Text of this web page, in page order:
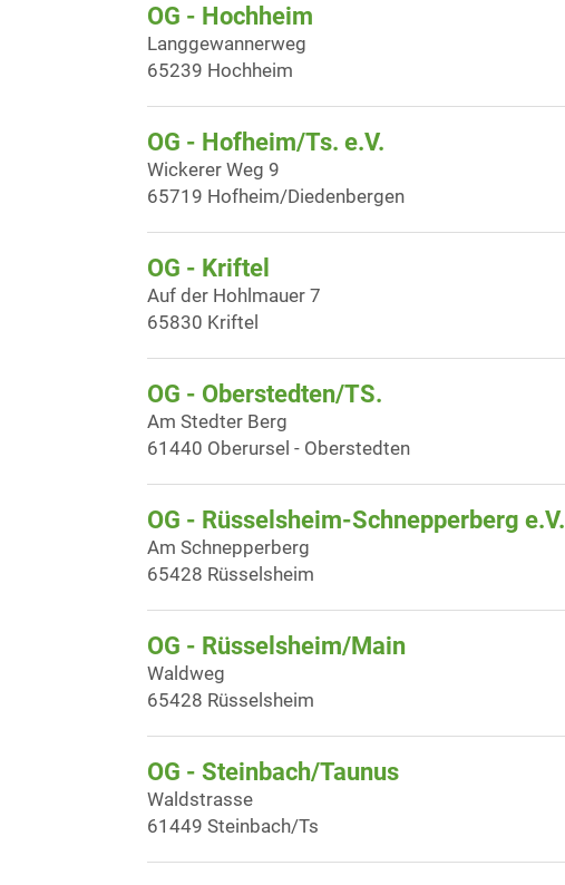
OG - Hochheim
Langgewannerweg
65239 Hochheim
OG - Hofheim/Ts. e.V.
Wickerer Weg 9
65719 Hofheim/Diedenbergen
OG - Kriftel
Auf der Hohlmauer 7
65830 Kriftel
OG - Oberstedten/TS.
Am Stedter Berg
61440 Oberursel - Oberstedten
OG - Rüsselsheim-Schnepperberg e.V.
Am Schnepperberg
65428 Rüsselsheim
OG - Rüsselsheim/Main
Waldweg
65428 Rüsselsheim
OG - Steinbach/Taunus
Waldstrasse
61449 Steinbach/Ts